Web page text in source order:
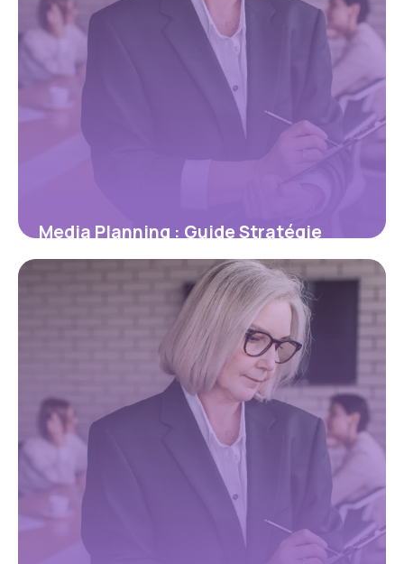
Media Planning : Guide Stratégie
Complète 2026